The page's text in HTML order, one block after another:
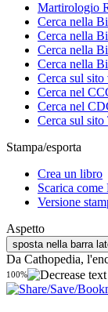
Martirologio
Cerca nella
Cerca nella
Cerca nella
Cerca nella
Cerca sul sito
Cerca nel
Cerca nel
Cerca sul sito
Stampa/esporta
Crea un libro
Scarica come
Versione
Aspetto
sposta nella barra
Da Cathopedia,
100%